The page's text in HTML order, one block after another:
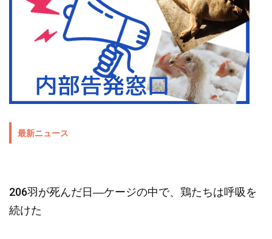
最新ニュース
206羽が死んだ日―ケージの中で、鶏たちは呼吸を
続けた